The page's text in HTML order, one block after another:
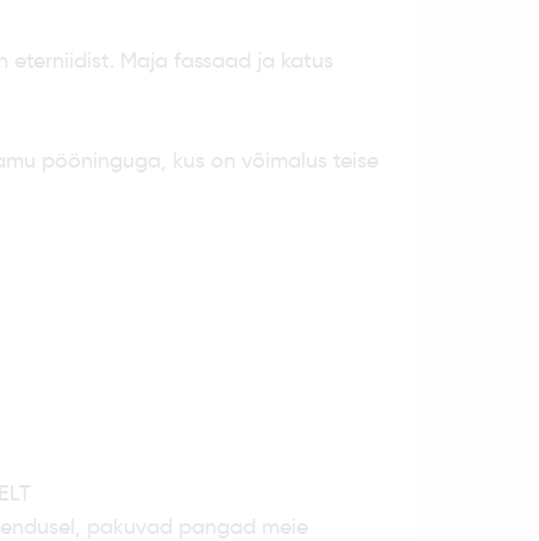
eterniidist. Maja fassaad ja katus
pööninguga, kus on võimalus teise
pakuvad pangad meie